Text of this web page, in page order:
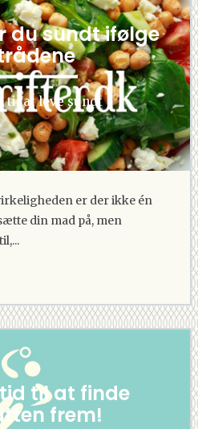
du sundt ifølge
til at leve sundt
er der ikke én
din mad på, men
til at finde
frem!